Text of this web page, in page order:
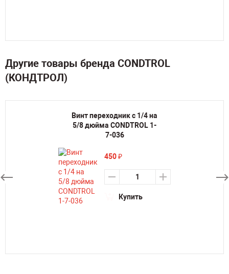
Другие товары бренда CONDTROL
(КОНДТРОЛ)
Винт переходник с 1/4 на
5/8 дюйма CONDTROL 1-
7-036
450₽
Купить